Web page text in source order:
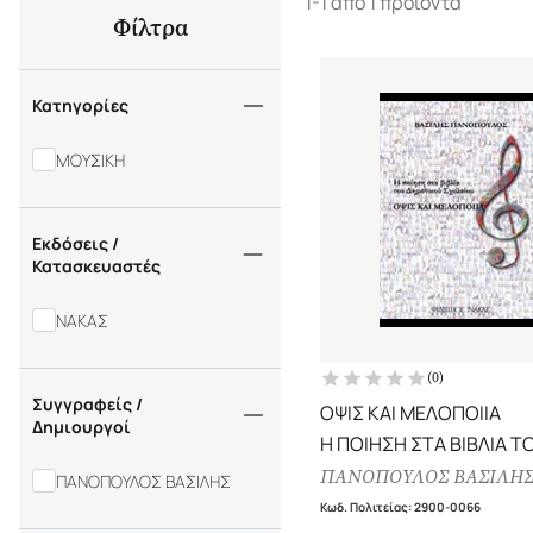
Φίλτρα
Κατηγορίες
ΜΟΥΣΙΚΗ
Εκδόσεις /
Κατασκευαστές
ΝΑΚΑΣ
Συγγραφείς /
Δημιουργοί
ΠΑΝΟΠΟΥΛΟΣ ΒΑΣΙΛΗΣ
(0)
ΟΨΙΣ ΚΑΙ ΜΕΛΟΠΟΙΙΑ
Η ΠΟΙΗΣΗ ΣΤΑ ΒΙΒΛΙΑ
ΔΗΜΟΤΙΚΟΥ ΣΧΟΛΕΙΟΥ
ΠΑΝΟΠΟΥΛΟΣ ΒΑΣΙΛΗΣ
Κωδ. Πολιτείας:2900-0066